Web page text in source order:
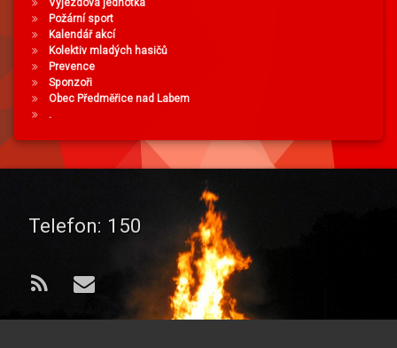
Výjezdová jednotka
Požární sport
Kalendář akcí
Kolektiv mladých hasičů
Prevence
Sponzoři
Obec Předměřice nad Labem
.
Telefon: 150
RSS E-mail